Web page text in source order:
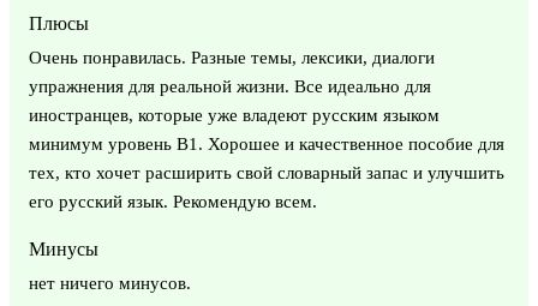
Плюсы
Очень понравилась. Разные темы, лексики, диалоги
упражнения для реальной жизни. Все идеально для
иностранцев, которые уже владеют русским языком
минимум уровень В1. Хорошее и качественное пособие для
тех, кто хочет расширить свой словарный запас и улучшить
его русский язык. Рекомендую всем.
Минусы
нет ничего минусов.